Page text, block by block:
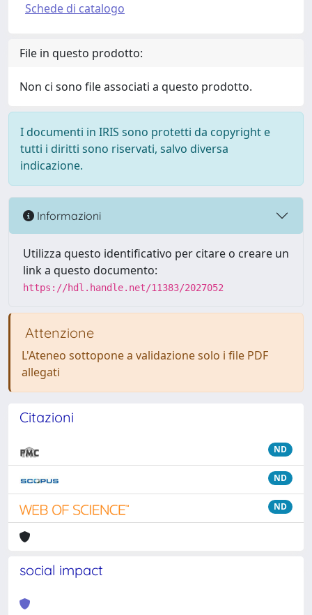
Schede di catalogo
File in questo prodotto:
Non ci sono file associati a questo prodotto.
I documenti in IRIS sono protetti da copyright e
tutti i diritti sono riservati, salvo diversa
indicazione.
Informazioni
Utilizza questo identificativo per citare o creare un
link a questo documento:
https://hdl.handle.net/11383/2027052
Attenzione
L'Ateneo sottopone a validazione solo i file PDF
allegati
Citazioni
ND
ND
ND
social impact